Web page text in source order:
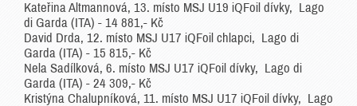
Kateřina Altmannová, 13. místo MSJ U19 iQFoil dívky, Lago
di Garda (ITA) - 14 881,- Kč
David Drda, 12. místo MSJ U17 iQFoil chlapci, Lago di
Garda (ITA) - 15 815,- Kč
Nela Sadílková, 6. místo MSJ U17 iQFoil dívky, Lago di
Garda (ITA) - 24 309,- Kč
Kristýna Chalupníková, 11. místo MSJ U17 iQFoil dívky, Lago